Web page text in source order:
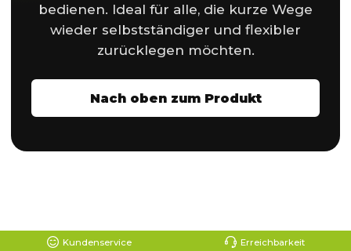
bedienen. Ideal für alle, die kurze Wege
wieder selbstständiger und flexibler
zurücklegen möchten.
Nach oben zum Produkt
Kundenservice Erreichbarkeit